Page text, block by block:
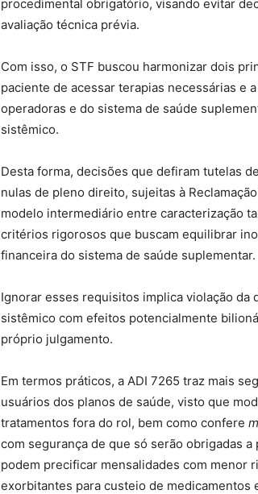
procedimental obrigatório, visando evitar
avaliação técnica prévia.
Com isso, o STF buscou harmonizar dois
paciente de acessar terapias necessárias e
operadoras e do sistema de saúde
sistêmico.
Desta forma, decisões que defiram tutelas
nulas de pleno direito, sujeitas à
modelo intermediário entre caracterização
critérios rigorosos que buscam equilibrar
financeira do sistema de saúde suplementar.
Ignorar esses requisitos implica violação
sistêmico com efeitos potencialmente
próprio julgamento.
Em termos práticos, a ADI 7265 traz mais
usuários dos planos de saúde, visto que
tratamentos fora do rol, bem como confere
com segurança de que só serão obrigadas
podem precificar mensalidades com menor
exorbitantes para custeio de